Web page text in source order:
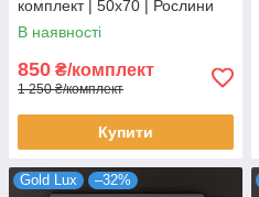
комплект | 50х70 | Рослини
на світлому
В наявності
850 ₴/комплект
1 250 ₴/комплект
Купити
Gold Lux –32%